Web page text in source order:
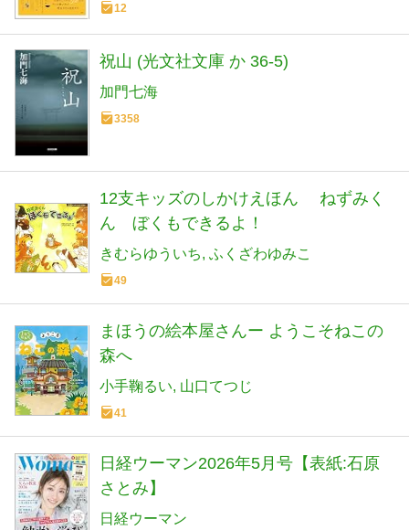
12
祝山 (光文社文庫 か 36-5)
加門七海
3358
12支キッズのしかけえほん ねずみく
ん ぼくもできるよ！
きむらゆういち ふくざわゆみこ
49
まほうの絵本屋さんー ようこそねこの
森へ
小手鞠るい 山口てつじ
41
日経ウーマン2026年5月号【表紙:石原
さとみ】
日経ウーマン